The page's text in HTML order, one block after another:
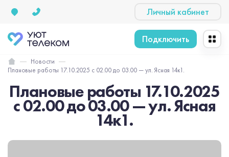
Личный кабинет
Подключить
Новости
Плановые работы 17.10.2025 с 02.00 до 03.00 — ул. Ясная 14к1.
Плановые работы 17.10.2025
с 02.00 до 03.00 — ул. Ясная
14к1.